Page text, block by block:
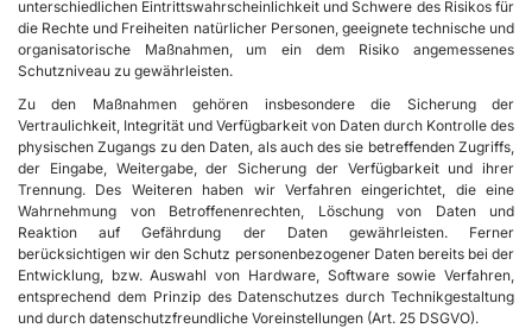
unterschiedlichen Eintrittswahrscheinlichkeit und Schwere des Risikos für
die Rechte und Freiheiten natürlicher Personen, geeignete technische und
organisatorische Maßnahmen, um ein dem Risiko angemessenes
Schutzniveau zu gewährleisten.
Zu den Maßnahmen gehören insbesondere die Sicherung der
Vertraulichkeit, Integrität und Verfügbarkeit von Daten durch Kontrolle des
physischen Zugangs zu den Daten, als auch des sie betreffenden Zugriffs,
der Eingabe, Weitergabe, der Sicherung der Verfügbarkeit und ihrer
Trennung. Des Weiteren haben wir Verfahren eingerichtet, die eine
Wahrnehmung von Betroffenenrechten, Löschung von Daten und
Reaktion auf Gefährdung der Daten gewährleisten. Ferner
berücksichtigen wir den Schutz personenbezogener Daten bereits bei der
Entwicklung, bzw. Auswahl von Hardware, Software sowie Verfahren,
entsprechend dem Prinzip des Datenschutzes durch Technikgestaltung
und durch datenschutzfreundliche Voreinstellungen (Art. 25 DSGVO).